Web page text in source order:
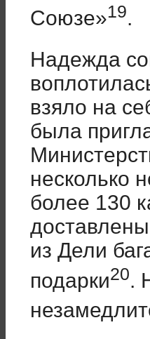
Союзе»19.
Надежда
взяло на
была
несколько
более 130
из Дели
подарки20.